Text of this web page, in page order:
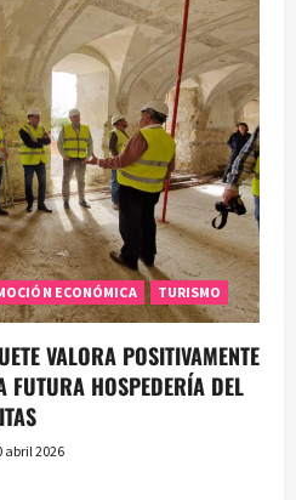
ECONÓMICA TURISMO
VALORA POSITIVAMENTE
FUTURA HOSPEDERÍA DEL
abril 2026